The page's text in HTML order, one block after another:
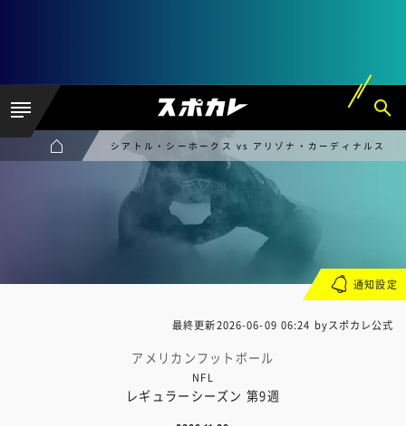
シアトル・シーホークス vs アリゾナ・カーディナルス
最終更新2026-06-09 06:24 byスポカレ公式
アメリカンフットボール
NFL
レギュラーシーズン 第9週
通知設定